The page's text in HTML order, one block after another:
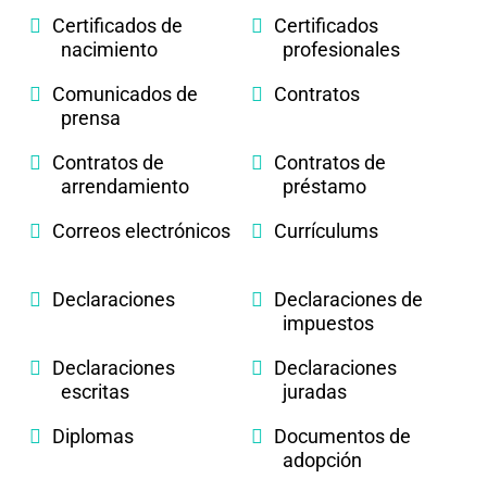
Certificados de
nacimiento
Certificados
profesionales
Comunicados de
prensa
Contratos
Contratos de
arrendamiento
Contratos de
préstamo
Correos electrónicos
Currículums
Declaraciones
Declaraciones de
impuestos
Declaraciones
escritas
Declaraciones
juradas
Diplomas
Documentos de
adopción